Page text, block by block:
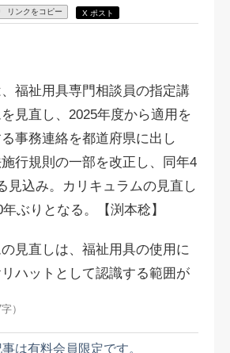
リンクをコピー X ポスト
福祉用具専門相談員の指定講
見直し、2025年度から適用を
事務連絡を都道府県に出し
行規則の一部を改正し、同年4
見込み。カリキュラムの見直し
ぶりとなる。【渕本稔】
見直しは、福祉用具の使用に
ハットとして認識する範囲が
）
は有料会員限定です。